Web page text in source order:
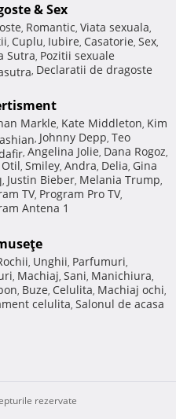
& Sex
, Romantic, Viata sexuala,
, Cuplu, Iubire, Casatorie, Sex,
Sutra, Pozitii sexuale
, Declaratii de dragoste
Markle, Kate Middleton, Kim
, Johnny Depp, Teo
, Angelina Jolie, Dana Rogoz,
, Smiley, Andra, Delia, Gina
, Justin Bieber, Melania Trump,
TV, Program Pro TV,
Antena 1
, Unghii, Parfumuri,
, Machiaj, Sani, Manichiura,
, Buze, Celulita, Machiaj ochi,
celulita, Salonul de acasa
rezervate